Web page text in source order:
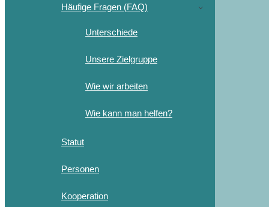
Häufige Fragen (FAQ)
Unterschiede
Unsere Zielgruppe
Wie wir arbeiten
Wie kann man helfen?
Statut
Personen
Kooperation